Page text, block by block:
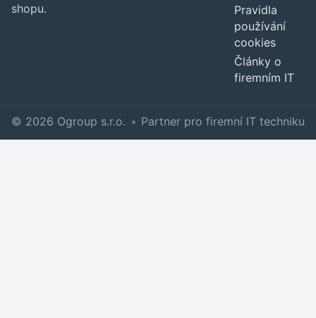
shopu.
Pravidla
používání
cookies
Články o
firemním IT
© 2026 Ogroup s.r.o. • Partner pro firemní IT techniku